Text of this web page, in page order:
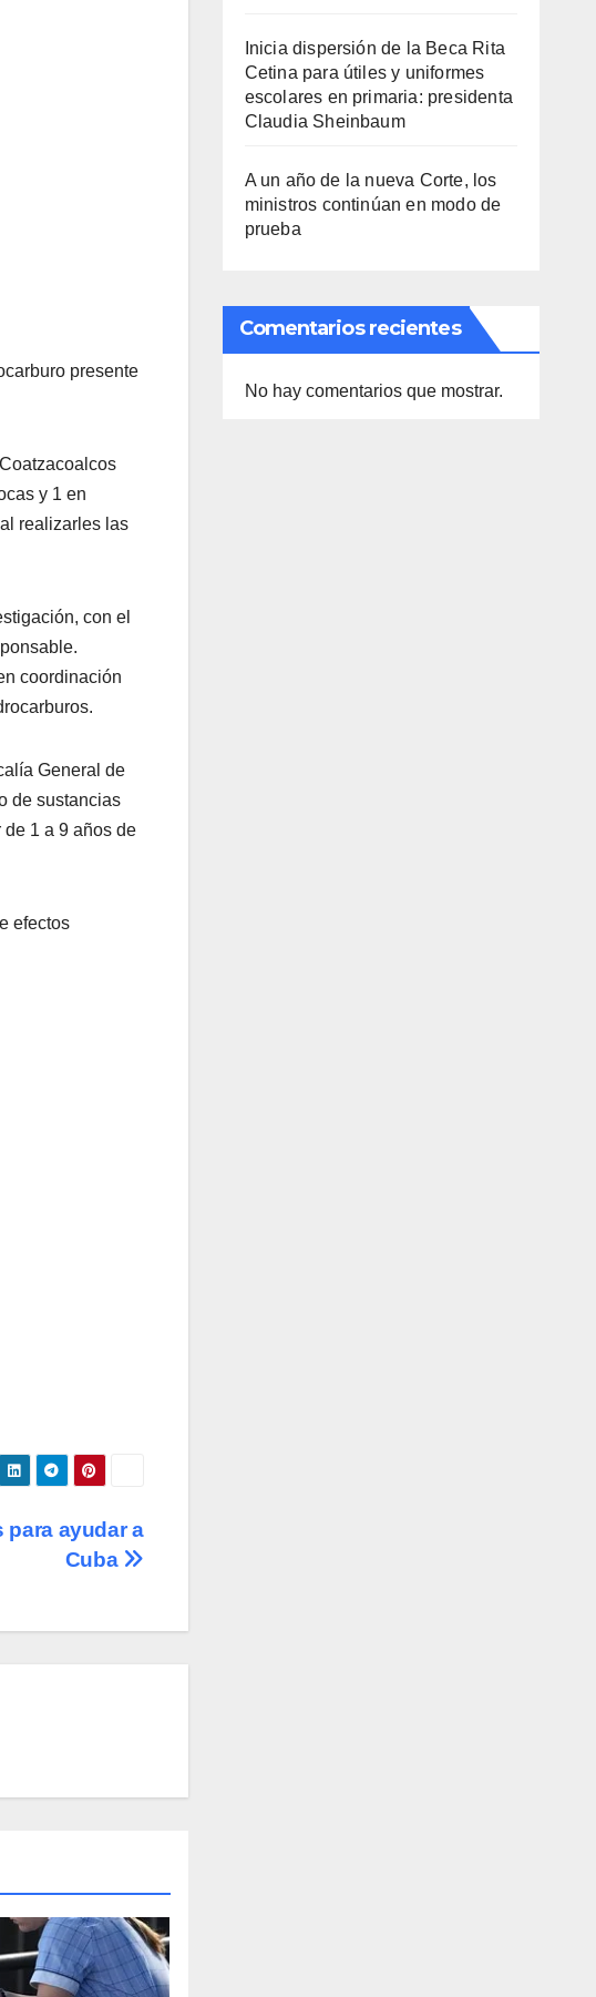
presente
y 1 en
realizarles las
con el
coordinación
General de
de sustancias
1 a 9 años de
efectos
para ayudar a
Cuba
Inicia dispersión de la Beca Rita
Cetina para útiles y uniformes
escolares en primaria: presidenta
Claudia Sheinbaum
A un año de la nueva Corte, los
ministros continúan en modo de
prueba
Comentarios recientes
No hay comentarios que mostrar.